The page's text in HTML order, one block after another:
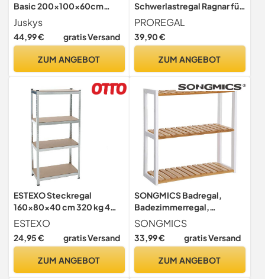
Basic 200x100x60cm
(HxBxT) - 875 kg - 5 Böden
- Lagerregal Steckregal
Metall Kellerregal
(Verzinkt)
Juskys
44,99 € gratis Versand
ZUM ANGEBOT
Schwerlastregal Ragnar für
Gesamtlast 875kg Maße:
180x90x40 Schwarz,
Kellerregal, Steckregal,
PROREGAL
39,90 €
ZUM ANGEBOT
ESTEXO Steckregal
160x80x40 cm 320 kg 4
Böden Lagerregal
Werkstattregal verzinkt
ESTEXO
24,95 € gratis Versand
ZUM ANGEBOT
SONGMICS Badregal,
Badezimmerregal,
Bambus-Regal,
Pflanzenregal mit 3
verstellbaren Ablagen,
freistehend, für
SONGMICS
33,99 € gratis Versand
ZUM ANGEBOT